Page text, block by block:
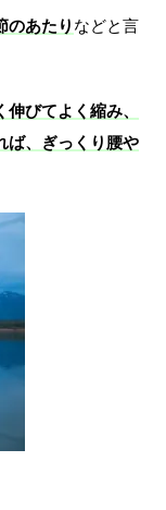
のあたり などと言
びてよく縮み、
ば、ぎっくり腰や